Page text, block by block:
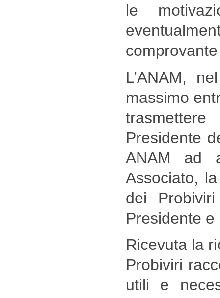
le
L’ANAM,
massimo
Presidente
ANAM ad
Associato,
dei
Presidente
Ricevuta la
Probiviri
utili e